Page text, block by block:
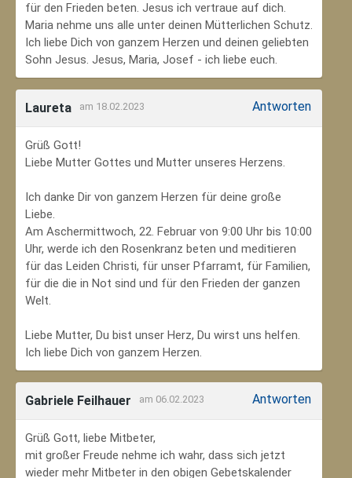
für den Frieden beten. Jesus ich vertraue auf dich.
Maria nehme uns alle unter deinen Mütterlichen Schutz.
Ich liebe Dich von ganzem Herzen und deinen geliebten
Sohn Jesus. Jesus, Maria, Josef - ich liebe euch.
Laureta am 18.02.2023 Antworten
Grüß Gott!
Liebe Mutter Gottes und Mutter unseres Herzens.
Ich danke Dir von ganzem Herzen für deine große
Liebe.
Am Aschermittwoch, 22. Februar von 9:00 Uhr bis 10:00
Uhr, werde ich den Rosenkranz beten und meditieren
für das Leiden Christi, für unser Pfarramt, für Familien,
für die die in Not sind und für den Frieden der ganzen
Welt.
Liebe Mutter, Du bist unser Herz, Du wirst uns helfen.
Ich liebe Dich von ganzem Herzen.
Gabriele Feilhauer am 06.02.2023 Antworten
Grüß Gott, liebe Mitbeter,
mit großer Freude nehme ich wahr, dass sich jetzt
wieder mehr Mitbeter in den obigen Gebetskalender